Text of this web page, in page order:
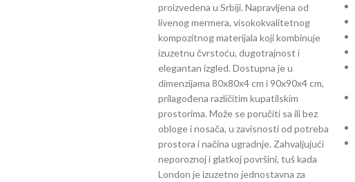
proizvedena u Srbiji. Napravljena od
livenog mermera, visokokvalitetnog
kompozitnog materijala koji kombinuje
izuzetnu čvrstoću, dugotrajnost i
elegantan izgled. Dostupna je u
dimenzijama 80x80x4 cm i 90x90x4 cm,
prilagođena različitim kupatilskim
prostorima. Može se poručiti sa ili bez
obloge i nosača, u zavisnosti od potreba
prostora i načina ugradnje. Zahvaljujući
neporoznoj i glatkoj površini, tuš kada
London je izuzetno jednostavna za